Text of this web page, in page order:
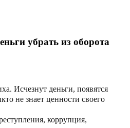
убрать из оборота
Исчезнут деньги, появятся
не знает ценности своего
коррупция,